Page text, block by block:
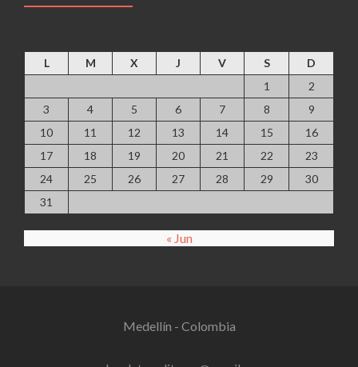
L M X J V S
D
1
2
3
4 5 6 7 8
9
10
11 12 13 14 15
16
17
18 19 20 21 22
23
24
25 26 27 28 29
30
31
« Jun
Medellín - Colombia